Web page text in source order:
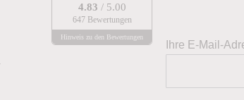
4.83 / 5.00
647 Bewertungen
Hinweis zu den Bewertungen
Ihre E-Mail-